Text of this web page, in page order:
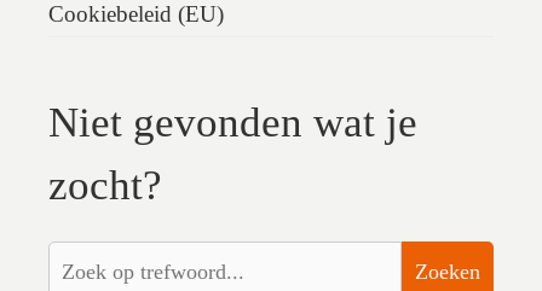
Cookiebeleid (EU)
Niet gevonden wat je
zocht?
Zoeken